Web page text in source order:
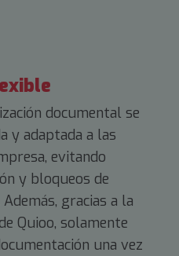
documental se
y adaptada a las
evitando
y bloqueos de
gracias a la
Quioo, solamente
una vez